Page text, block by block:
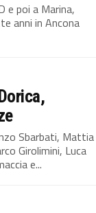
e poi a Marina,
anni in Ancona
Sbarbati, Mattia
Girolimini, Luca
e...